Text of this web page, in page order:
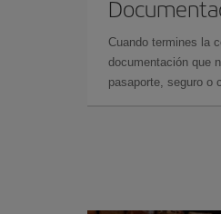
Cuando termines la
documentación que
pasaporte, seguro o